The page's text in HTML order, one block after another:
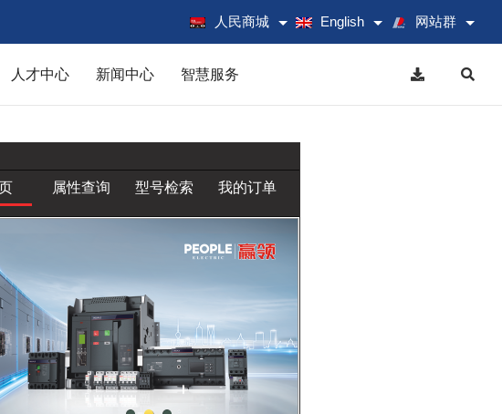
网站群
English
人民商城
人才中心 新闻中心 智慧服务